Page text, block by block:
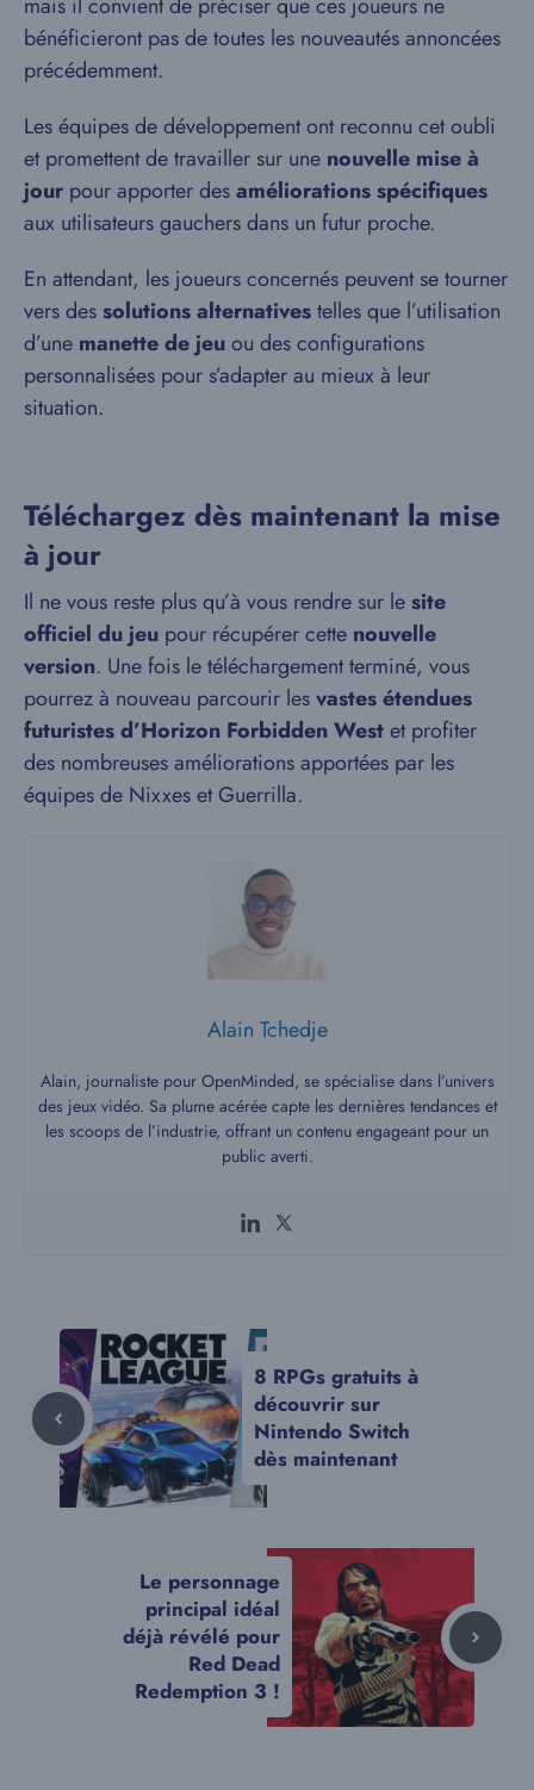
mais il convient de préciser que ces joueurs ne
bénéficieront pas de toutes les nouveautés annoncées
précédemment.
Les équipes de développement ont reconnu cet oubli
et promettent de travailler sur une nouvelle mise à
jour pour apporter desaméliorations spécifiques
aux utilisateurs gauchers dans un futur proche.
En attendant, les joueurs concernés peuvent se tourner
vers dessolutions alternativestelles que l’utilisation
d’une manette de jeuou des configurations
personnalisées pour s’adapter au mieux à leur
situation.
Téléchargez dès maintenant la mise
à jour
Il ne vous reste plus qu’à vous rendre sur lesite
officiel du jeu pour récupérer cette nouvelle
version. Une fois le téléchargement terminé, vous
pourrez à nouveau parcourir lesvastes étendues
futuristes d’Horizon Forbidden Westet profiter
des nombreuses améliorations apportées par les
équipes de Nixxes et Guerrilla.
Alain Tchedje
Alain, journaliste pour OpenMinded, se spécialise dans l’univers
des jeux vidéo. Sa plume acérée capte les dernières tendances et
les scoops de l’industrie, offrant un contenu engageant pour un
public averti.
8 RPGs gratuits à
découvrir sur
Nintendo Switch
dès maintenant
Le personnage
principal idéal
déjà révélé pour
Red Dead
Redemption 3 !